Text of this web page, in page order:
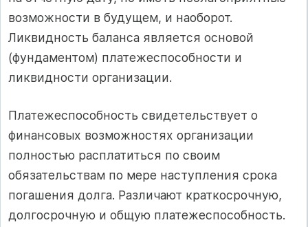
возможности в будущем, и наоборот.
Ликвидность баланса является основой
(фундаментом) платежеспособности и
ликвидности организации.
Платежеспособность свидетельствует о
финансовых возможностях организации
полностью расплатиться по своим
обязательствам по мере наступления срока
погашения долга. Различают краткосрочную,
долгосрочную и общую платежеспособность.